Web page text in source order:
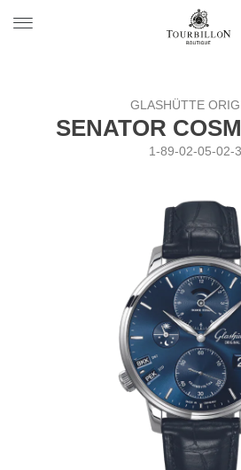
https://
GLASHÜTTE
SENATOR
1-89-02-05-02-